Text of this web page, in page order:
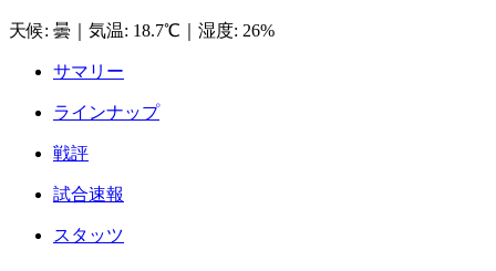
天候: 曇 気温: 18.7℃ 湿度: 26%
サマリー
ラインナップ
戦評
試合速報
スタッツ